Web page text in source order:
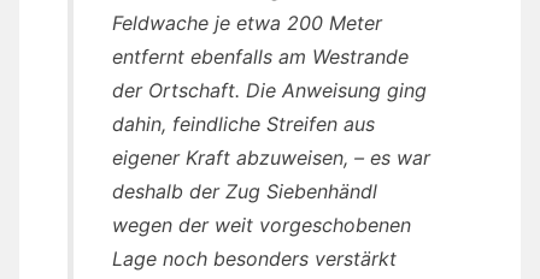
Feldwache je etwa 200 Meter
entfernt ebenfalls am Westrande
der Ortschaft. Die Anweisung ging
dahin, feindliche Streifen aus
eigener Kraft abzuweisen, – es war
deshalb der Zug Siebenhändl
wegen der weit vorgeschobenen
Lage noch besonders verstärkt